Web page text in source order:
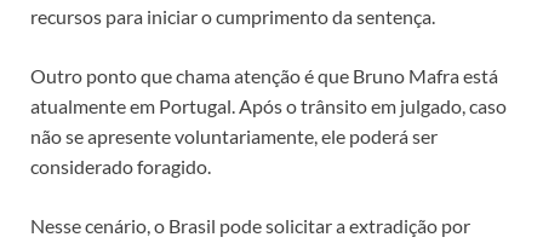
recursos para iniciar o cumprimento da sentença.
Outro ponto que chama atenção é que Bruno Mafra está
atualmente em Portugal. Após o trânsito em julgado, caso
não se apresente voluntariamente, ele poderá ser
considerado foragido.
Nesse cenário, o Brasil pode solicitar a extradição por